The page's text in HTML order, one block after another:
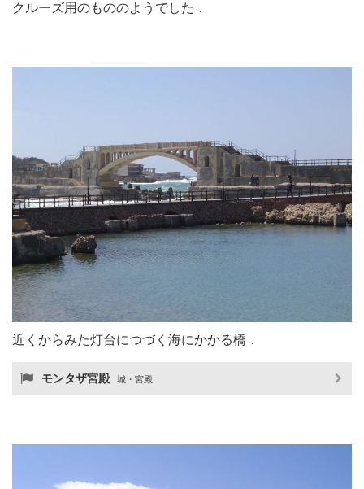
クルーズ用のもののようでした．
近くからみた灯台につづく海にかかる橋．
モンタザ宮殿 城・宮殿